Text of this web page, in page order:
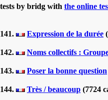
tests by bridg with the online
141. Expression de la durée
142. Noms collectifs :
143. Poser la bonne question
144. Très / beaucoup (7724